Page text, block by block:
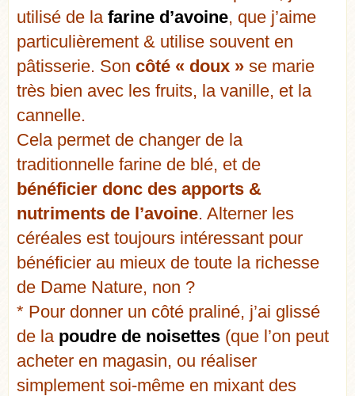
utilisé de la farine d’avoine, que j’aime
particulièrement & utilise souvent en
pâtisserie. Son côté « doux » se marie
très bien avec les fruits, la vanille, et la
cannelle.
Cela permet de changer de la
traditionnelle farine de blé, et de
bénéficier donc des apports &
nutriments de l’avoine. Alterner les
céréales est toujours intéressant pour
bénéficier au mieux de toute la richesse
de Dame Nature, non ?
* Pour donner un côté praliné, j’ai glissé
de la poudre de noisettes (que l’on peut
acheter en magasin, ou réaliser
simplement soi-même en mixant des